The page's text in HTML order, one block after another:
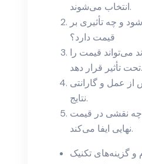
انتخاب می‌شوند.
و چه تأثیری بر
قیمت دارد؟
می‌تواند قیمت را
تحت تأثیر قرار دهد.
از عمل و گارانتی
نتایج.
چه نقشی در قیمت
نهایی ایفا می‌کند.